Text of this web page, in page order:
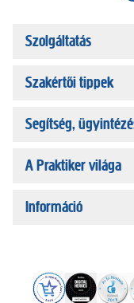
Szolgáltatás
Szakértői tippek
Segítség,
A Praktiker világa
Információ